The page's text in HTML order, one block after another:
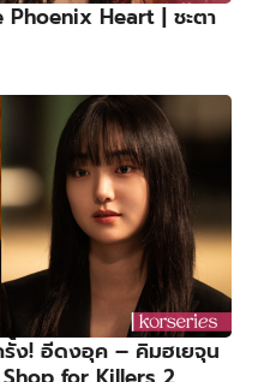
Heart | ชะตา
รั้ง! อีดงอุค – คิมฮเยจุน